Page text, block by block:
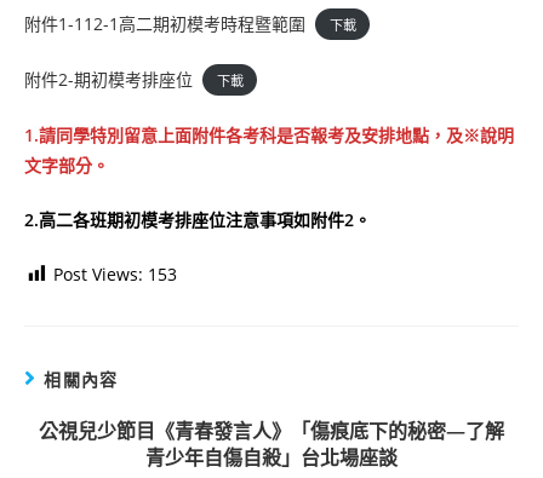
附件1-112-1高二期初模考時程暨範圍 下載
附件2-期初模考排座位 下載
1.請同學特別留意上面附件各考科是否報考及安排地點，及※說明
文字部分。
2.高二各班期初模考排座位注意事項如附件2。
Post Views: 153
相關內容
公視兒少節目《青春發言人》「傷痕底下的秘密—了解
青少年自傷自殺」台北場座談